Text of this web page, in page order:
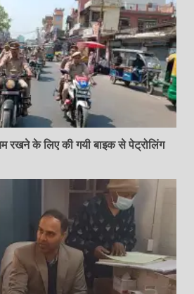
रखने के लिए की गयी बाइक से पेट्रोलिंग